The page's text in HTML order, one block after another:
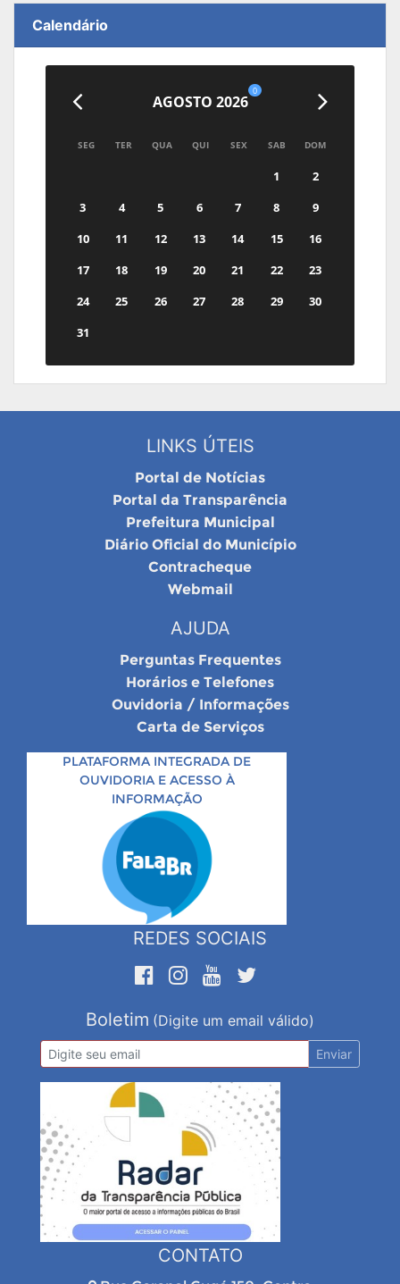
Calendário
AGOSTO 2026
0
SEG TER QUA QUI SEX SAB DOM
1
2
3
4 5 6 7 8
9
10
11 12 13 14 15
16
17
18 19 20 21 22
23
24
25 26 27 28 29
30
31
LINKS ÚTEIS
Portal de Notícias
Portal da Transparência
Prefeitura Municipal
Diário Oficial do Município
Contracheque
Webmail
AJUDA
Perguntas Frequentes
Horários e Telefones
Ouvidoria / Informações
Carta de Serviços
PLATAFORMA INTEGRADA DE
OUVIDORIA E ACESSO À
INFORMAÇÃO
REDES SOCIAIS
Boletim (Digite um email válido)
Enviar
CONTATO